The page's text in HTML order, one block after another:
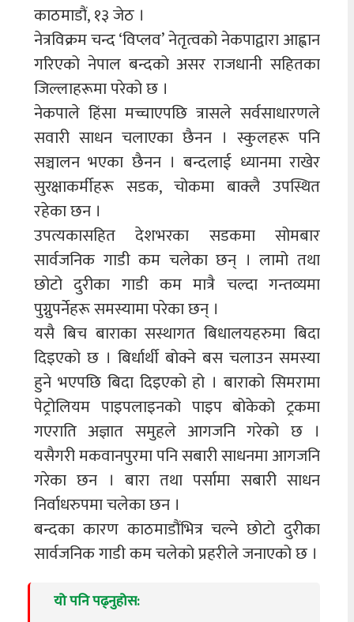
काठमाडौं, १३ जेठ ।
नेत्रविक्रम चन्द ‘विप्लव’ नेतृत्वको नेकपाद्वारा आह्वान
गरिएको नेपाल बन्दको असर राजधानी सहितका
जिल्लाहरूमा परेको छ ।
नेकपाले हिंसा मच्चाएपछि त्रासले सर्वसाधारणले
सवारी साधन चलाएका छैनन । स्कुलहरू पनि
सञ्चालन भएका छैनन । बन्दलाई ध्यानमा राखेर
सुरक्षाकर्मीहरू सडक, चोकमा बाक्लै उपस्थित
रहेका छन ।
उपत्यकासहित देशभरका सडकमा सोमबार
सार्वजनिक गाडी कम चलेका छन् । लामो तथा
छोटो दुरीका गाडी कम मात्रै चल्दा गन्तव्यमा
पुग्नुपर्नेहरू समस्यामा परेका छन् ।
यसै बिच बाराका सस्थागत बिधालयहरुमा बिदा
दिइएको छ । बिर्धार्थी बोक्ने बस चलाउन समस्या
हुने भएपछि बिदा दिइएको हो । बाराको सिमरामा
पेट्रोलियम पाइपलाइनको पाइप बोकेको ट्रकमा
गएराति अज्ञात समुहले आगजनि गरेको छ ।
यसैगरी मकवानपुरमा पनि सबारी साधनमा आगजनि
गरेका छन । बारा तथा पर्सामा सबारी साधन
निर्वाधरुपमा चलेका छन ।
बन्दका कारण काठमाडौंभित्र चल्ने छोटो दुरीका
सार्वजनिक गाडी कम चलेको प्रहरीले जनाएको छ ।
यो पनि पढ्नुहोस: